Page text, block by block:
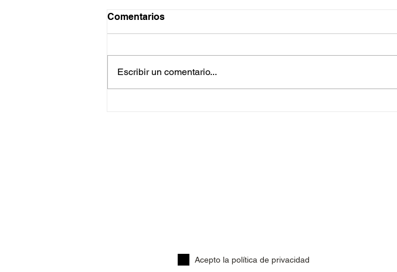
Comentarios
Escribir un comentario...
Acepto la política de privacidad